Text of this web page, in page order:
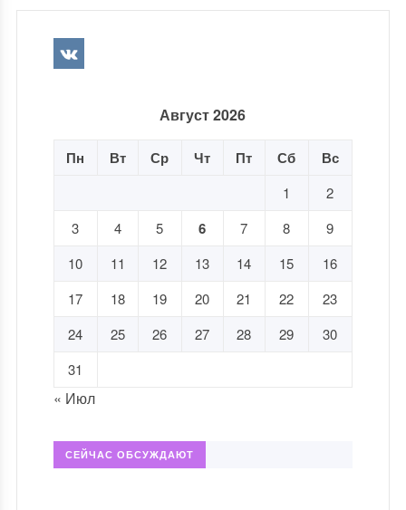
Август 2026
Пн Вт Ср Чт Пт Сб Вс
1
2
3
4 5 6 7 8
9
10
11 12 13 14 15
16
17
18 19 20 21 22
23
24
25 26 27 28 29
30
31
« Июл
СЕЙЧАС ОБСУЖДАЮТ